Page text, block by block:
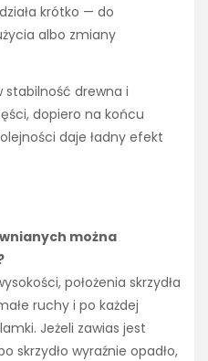
krótko — do
albo zmiany
stabilność drewna i
dopiero na końcu
daje ładny efekt
można
położenia skrzydła
ruchy i po każdej
Jeżeli zawias jest
skrzydło wyraźnie opadło,